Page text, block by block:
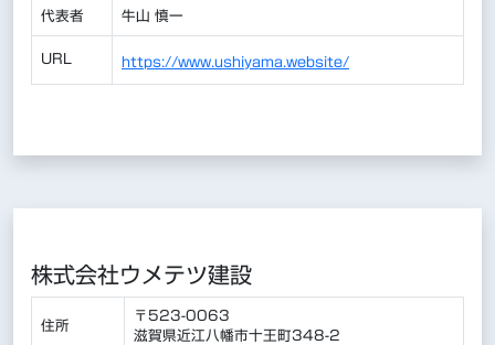
代表者 牛山 慎一
URL https://www.ushiyama.website/
株式会社ウメテツ建設
住所
〒523-0063
滋賀県近江八幡市十王町348-2